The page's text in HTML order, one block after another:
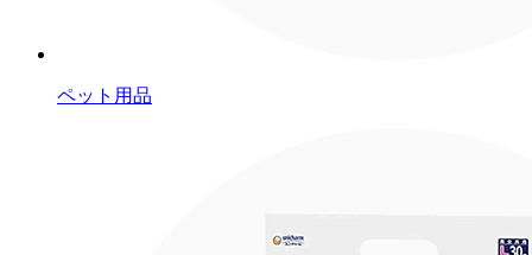
ペット用品